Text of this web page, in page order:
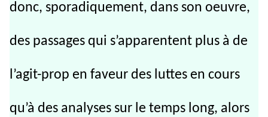
donc, sporadiquement, dans son oeuvre,
des passages qui s’apparentent plus à de
l’agit-prop en faveur des luttes en cours
qu’à des analyses sur le temps long, alors